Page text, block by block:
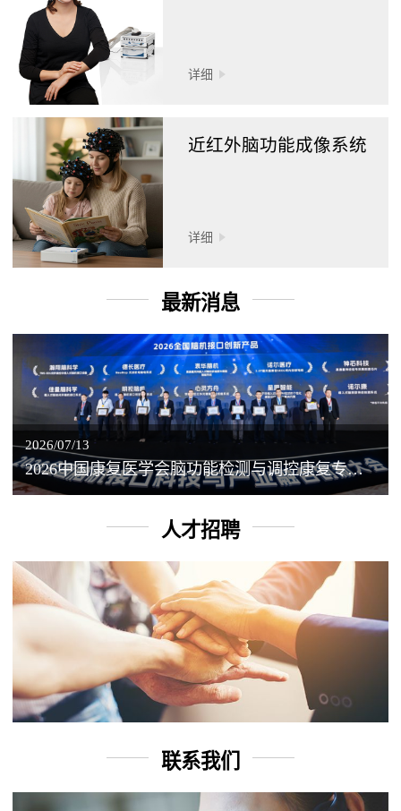
详细
近红外脑功能成像系统
详细
最新消息
2026/07/13
2026中国康复医学会脑功能检测与调控康复专业委员会学术年会丨脑客中国：脑机接口——EEG驱动TMS闭环调控工作坊
人才招聘
联系我们